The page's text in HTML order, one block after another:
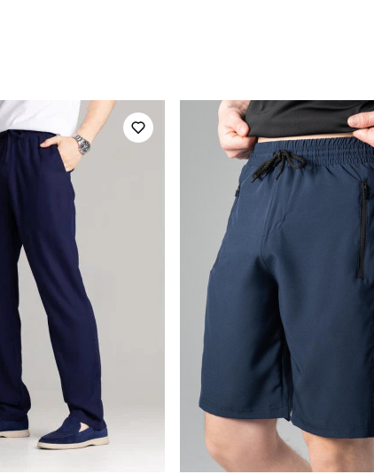
чорний Матеріал
100% бавовна Країна - виробник